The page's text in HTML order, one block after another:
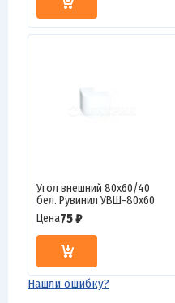
Угол внешний 80х60/40
бел. Рувинил УВШ-80х60
Цена75 ₽
Нашли ошибку?